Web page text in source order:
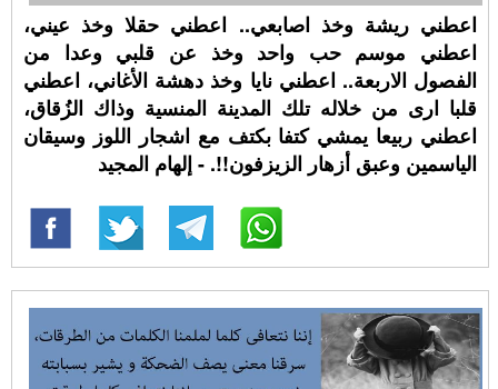
اعطني ريشة وخذ اصابعي.. اعطني حقلا وخذ عيني،
اعطني موسم حب واحد وخذ عن قلبي وعدا من
الفصول الاربعة.. اعطني نايا وخذ دهشة الأغاني، اعطني
قلبا ارى من خلاله تلك المدينة المنسية وذاك الزُقاق،
اعطني ربيعا يمشي كتفا بكتف مع اشجار اللوز وسيقان
الياسمين وعبق أزهار الزيزفون!!. - إلهام المجيد